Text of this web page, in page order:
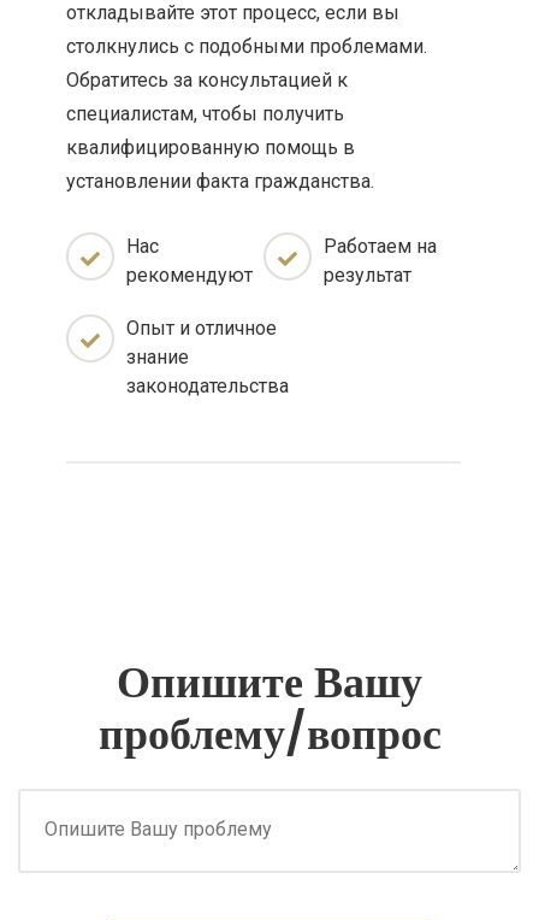
откладывайте этот процесс, если вы
столкнулись с подобными проблемами.
Обратитесь за консультацией к
специалистам, чтобы получить
квалифицированную помощь в
установлении факта гражданства.
Нас
рекомендуют
Работаем на
результат
Опыт и отличное
знание
законодательства
Опишите Вашу
проблему/вопрос